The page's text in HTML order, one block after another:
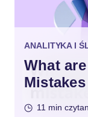
ANALITYKA I
What
11 min